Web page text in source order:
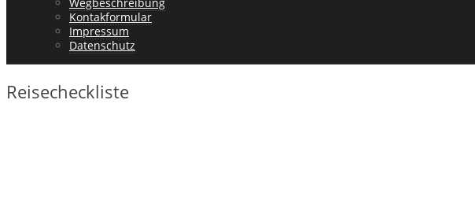
Kontakformular
Impressum
Datenschutz
Reisecheckliste